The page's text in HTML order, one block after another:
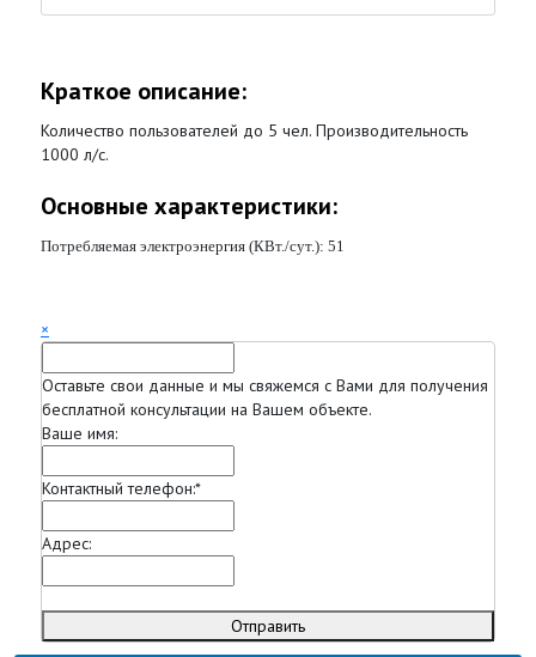
Краткое описание:
Количество пользователей до 5 чел. Производительность
1000 л/с.
Основные характеристики:
Потребляемая электроэнергия (КВт./сут.): 51
×
Оставьте свои данные и мы свяжемся с Вами для получения
бесплатной консультации на Вашем объекте.
Ваше имя:
Контактный телефон:*
Адрес:
Отправить